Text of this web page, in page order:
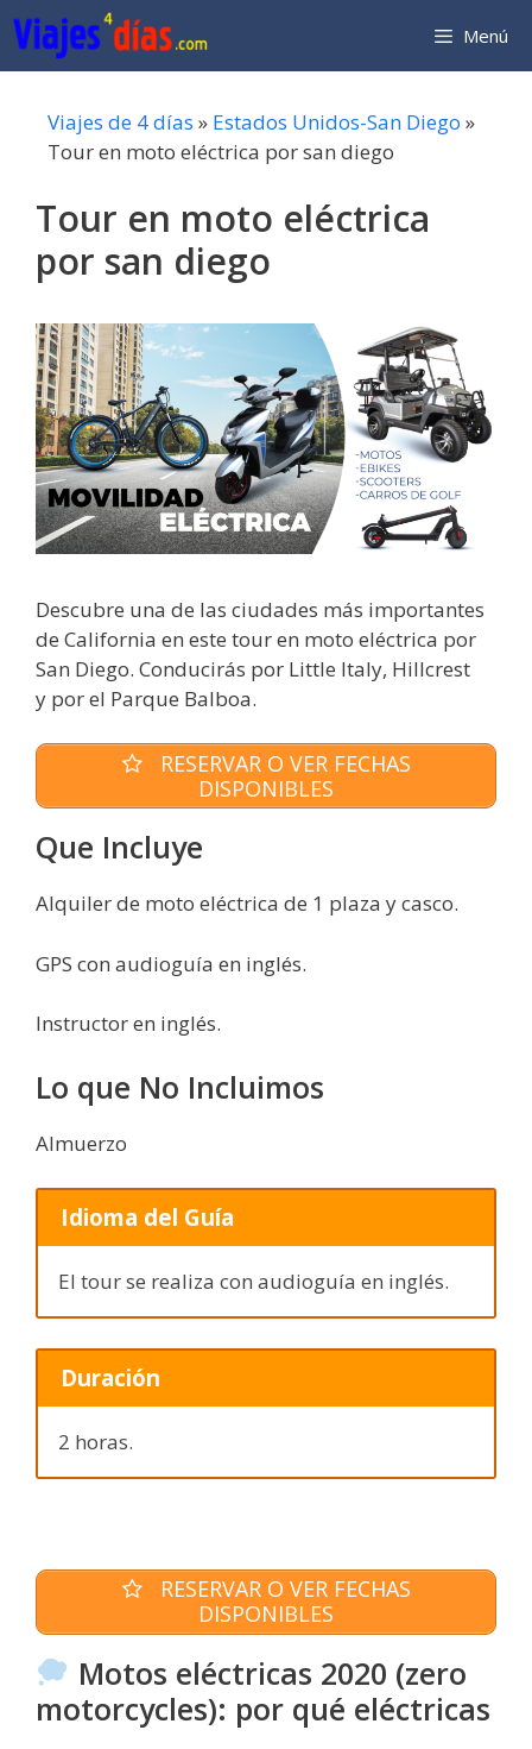
Saltar
al
contenido
Menú
Viajes de 4 días » Estados Unidos-San Diego »
Tour en moto eléctrica por san diego
Tour en moto eléctrica
por san diego
Descubre una de las ciudades más importantes
de California en este tour en moto eléctrica por
San Diego. Conducirás por Little Italy, Hillcrest
y por el Parque Balboa.
RESERVAR O VER FECHAS
DISPONIBLES
Que Incluye
Alquiler de moto eléctrica de 1 plaza y casco.
GPS con audioguía en inglés.
Instructor en inglés.
Lo que No Incluimos
Almuerzo
Idioma del Guía
El tour se realiza con audioguía en inglés.
Duración
2 horas.
RESERVAR O VER FECHAS
DISPONIBLES
Motos eléctricas 2020 (zero
motorcycles): por qué eléctricas